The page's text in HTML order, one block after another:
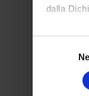
dalla
Con il tuo